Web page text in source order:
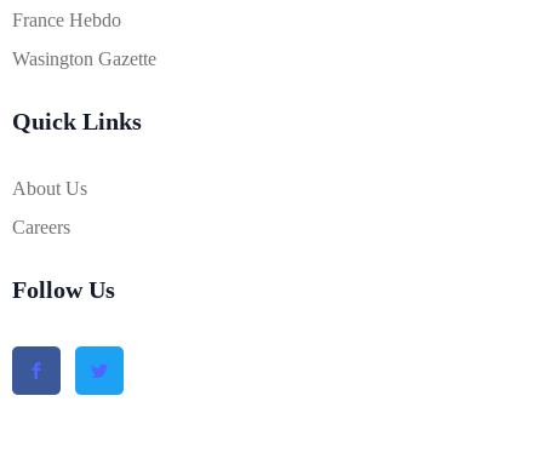
France Hebdo
Wasington Gazette
Quick Links
About Us
Careers
Follow Us